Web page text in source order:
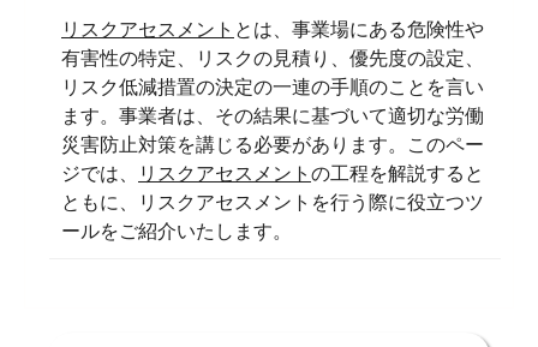
リスクアセスメント とは、事業場にある危険性や
有害性の特定、リスクの見積り、優先度の設定、
リスク低減措置の決定の一連の手順のことを言い
ます。事業者は、その結果に基づいて適切な労働
災害防止対策を講じる必要があります。このペー
ジでは、
リスクアセスメント の工程を解説すると
ともに、リスクアセスメントを行う際に役立つツ
ールをご紹介いたします。